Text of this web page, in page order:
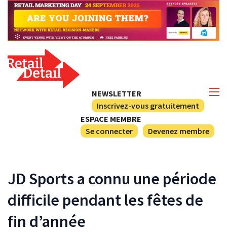
NEWSLETTER
Inscrivez-vous gratuitement
ESPACE MEMBRE
Se connecter
Devenez membre
JD Sports a connu une période
difficile pendant les fêtes de
fin d’année